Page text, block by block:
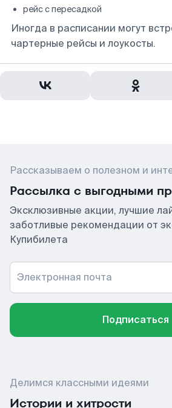
рейс с пересадкой
Иногда в расписании могут
чартерные рейсы и лоукосты.
Рассказываем о полезном и
Рассылка с выгодными
Эксклюзивные акции, лучшие
заботливые рекомендации от
Купибилета
Электронная почта
Подписаться
Делимся классными идеями
Истории и хитрости